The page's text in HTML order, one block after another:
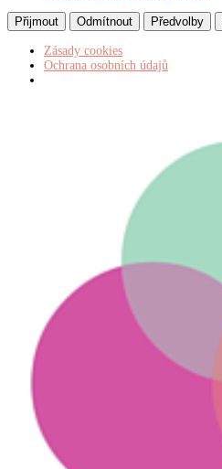
Přijmout Odmítnout Předvolby
Zásady cookies
Ochrana osobních údajů